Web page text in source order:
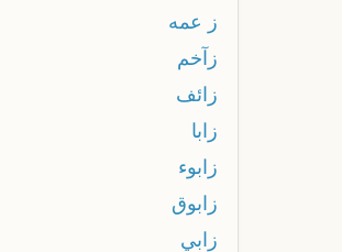
ز عمه
زآخم
زائف
زابا
زابوء
زابوق
زابي